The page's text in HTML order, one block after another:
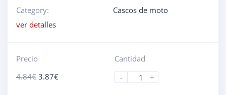
Category:
Cascos de moto
ver detalles
Precio
4.84€ 3.87€
Cantidad
-
+